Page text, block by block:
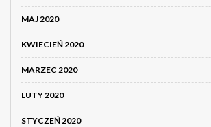
MAJ 2020
KWIECIEŃ 2020
MARZEC 2020
LUTY 2020
STYCZEŃ 2020